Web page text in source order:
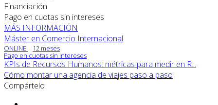
Financiación
Pago en cuotas sin intereses
MÁS INFORMACIÓN
Máster en Comercio Internacional
ONLINE
12 meses
Pago en cuotas sin intereses
KPIs de Recursos Humanos: métricas para medir en R...
Cómo montar una agencia de viajes paso a paso
Compártelo